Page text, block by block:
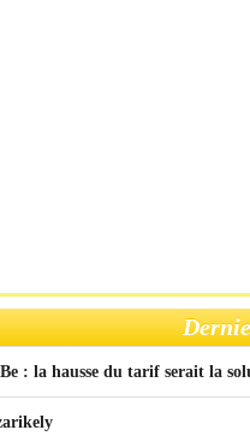
Be : la hausse du tarif serait la